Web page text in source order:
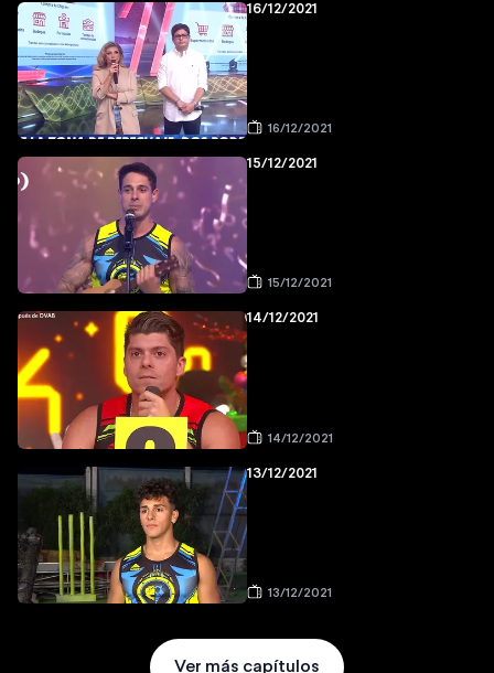
16/12/2021
16/12/2021
15/12/2021
15/12/2021
14/12/2021
14/12/2021
13/12/2021
13/12/2021
Ver más capítulos